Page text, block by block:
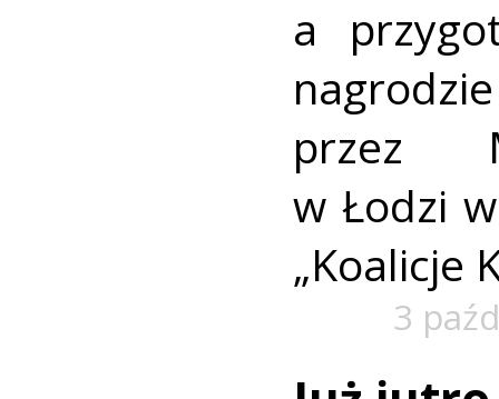
a
przez
w Łodzi
„Koalicje
3